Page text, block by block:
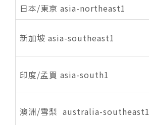
日本/東京 asia-northeast1
新加坡 asia-southeast1
印度/孟買 asia-south1
澳洲/雪梨 australia-southeast1